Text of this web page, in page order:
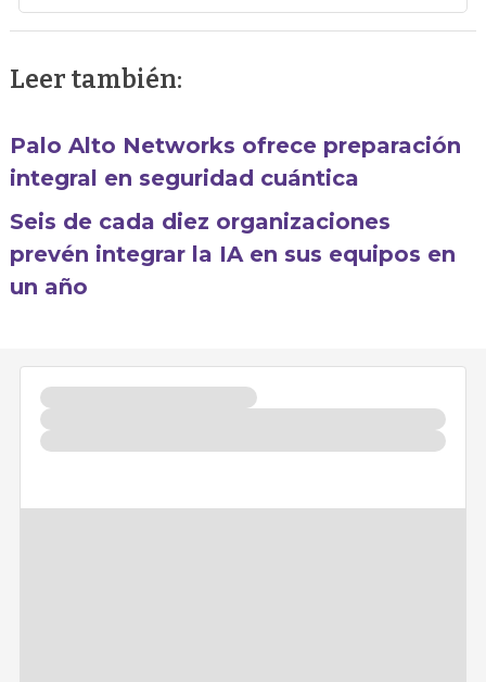
Leer también:
Palo Alto Networks ofrece preparación
integral en seguridad cuántica
Seis de cada diez organizaciones
prevén integrar la IA en sus equipos en
un año